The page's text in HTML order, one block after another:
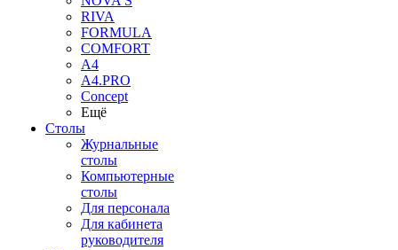
RIVA
FORMULA
COMFORT
A4
A4.PRO
Concept
Ещё
Столы
Журнальные
столы
Компьютерные
столы
Для персонала
Для кабинета
руководителя